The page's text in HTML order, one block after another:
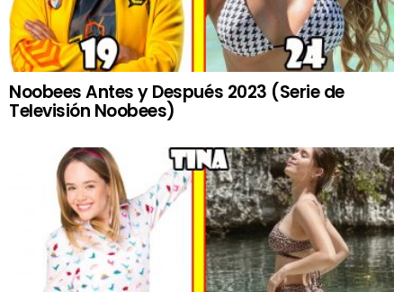
Noobees Antes y Después 2023 (Serie de
Televisión Noobees)